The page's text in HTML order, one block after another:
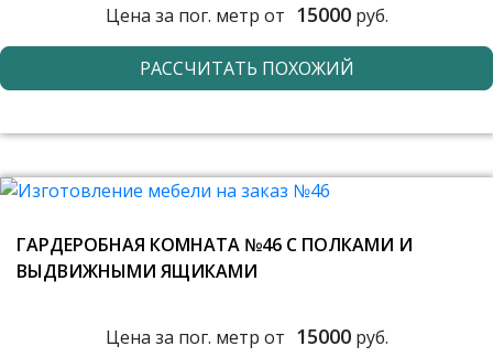
Цена за пог. метр от 15000руб.
РАССЧИТАТЬ ПОХОЖИЙ
ГАРДЕРОБНАЯ КОМНАТА №46 С ПОЛКАМИ И
ВЫДВИЖНЫМИ ЯЩИКАМИ
Цена за пог. метр от 15000руб.